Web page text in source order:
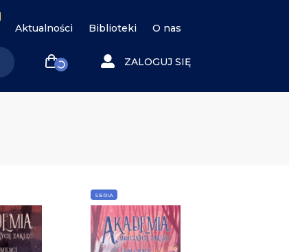
Aktualności Biblioteki O nas
ZALOGUJ SIĘ
SERIA